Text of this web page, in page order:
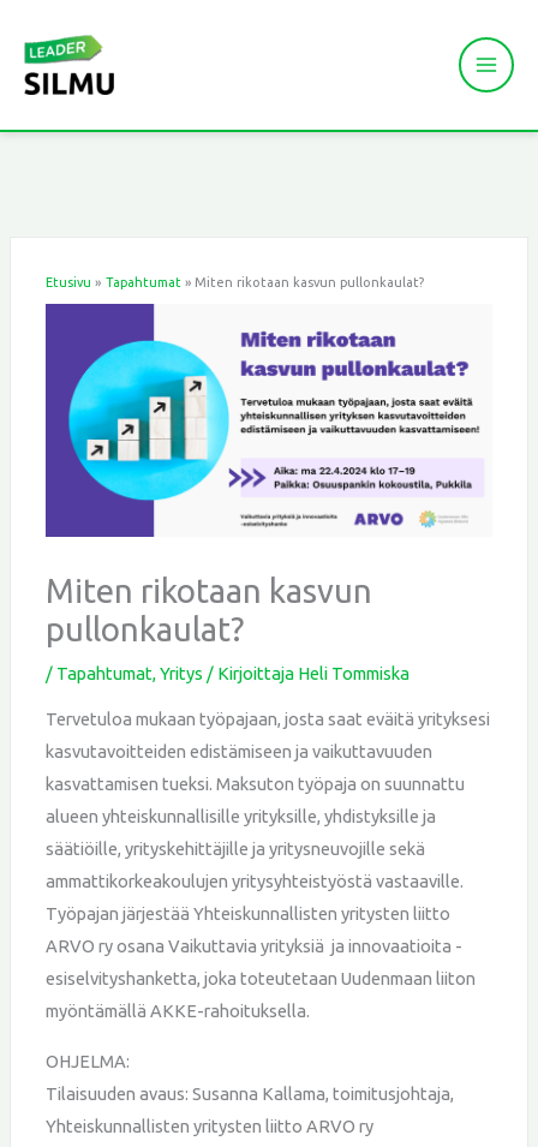
sisältöön
Etusivu Tapahtumat Miten rikotaan kasvun pullonkaulat?
Miten rikotaan kasvun
pullonkaulat?
/ Tapahtumat,Yritys / Kirjoittaja Heli Tommiska
Tervetuloa mukaan työpajaan, josta saat eväitä yrityksesi
kasvutavoitteiden edistämiseen ja vaikuttavuuden
kasvattamisen tueksi. Maksuton työpaja on suunnattu
alueen yhteiskunnallisille yrityksille, yhdistyksille ja
säätiöille, yrityskehittäjille ja yritysneuvojille sekä
ammattikorkeakoulujen yritysyhteistyöstä vastaaville.
Työpajan järjestää Yhteiskunnallisten yritysten liitto
ARVO ry osana Vaikuttavia yrityksiä ja innovaatioita -
esiselvityshanketta, joka toteutetaan Uudenmaan liiton
myöntämällä AKKE-rahoituksella.
OHJELMA:
Tilaisuuden avaus: Susanna Kallama, toimitusjohtaja,
Yhteiskunnallisten yritysten liitto ARVO ry